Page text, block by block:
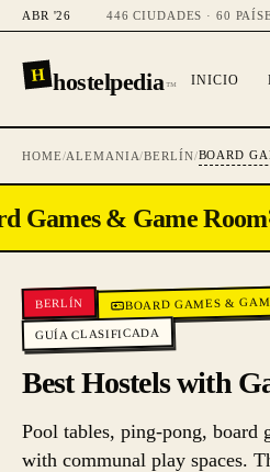
ABR '26 446 CIUDADES · 60
H hostelpedia™ INICIO
HOME/ALEMANIA/BERLÍN/BOARD
Games & Game Room
BERLÍN BOARD GAMES &
GUÍA CLASIFICADA
Best Hostels with
Pool tables, ping-pong, board
with communal play spaces.